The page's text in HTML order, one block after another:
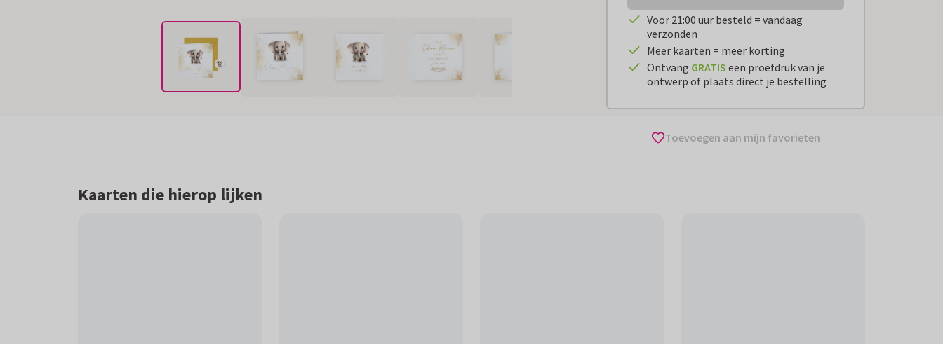
Voor 21:00 uur besteld = vandaag
verzonden
Meer kaarten = meer korting
Ontvang GRATIS een proefdruk van je
ontwerp of plaats direct je bestelling
Toevoegen aan mijn favorieten
Kaarten die hierop lijken